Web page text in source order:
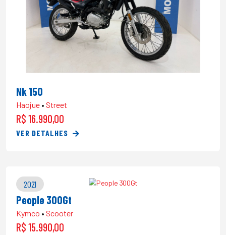
Nk 150
Haojue • Street
R$ 16.990,00
VER DETALHES
2021
People 300Gt
Kymco • Scooter
R$ 15.990,00